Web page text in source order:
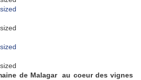
de Malagar au coeur des vignes